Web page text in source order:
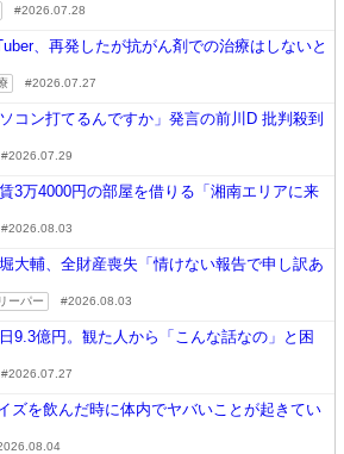
2026.07.28
、再発したが抗がん剤での治療はしないと
2026.07.27
コン打てるんですか」発言の前川D 批判殺到
2026.07.29
3万4000円の部屋を借りる「湘南エリアに来
2026.08.03
大輔、全財産喪失「情けない報告で申し訳あ
ーパー 2026.08.03
9.3億円。観た人から「こんな話なの」と困
2026.07.27
ズを飲んだ時に体内でヤバいことが起きてい